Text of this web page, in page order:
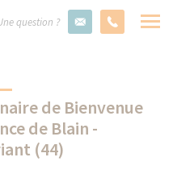
question ?
de Bienvenue
de Blain -
(44)